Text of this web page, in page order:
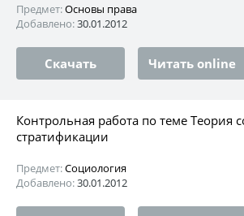
Предмет:Основы права
Добавлено:30.01.2012
Скачать Читать online
Контрольная работа по теме Теория
стратификации
Предмет:Социология
Добавлено:30.01.2012